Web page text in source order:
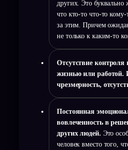
других. Это
что кто-то что-то
за этим. Причем
не только к каким-то
Отсутствие контроля
жизнью или работой.
чрезмерность,
Постоянная
вовлеченность в
других людей. Это
человек вместо того,